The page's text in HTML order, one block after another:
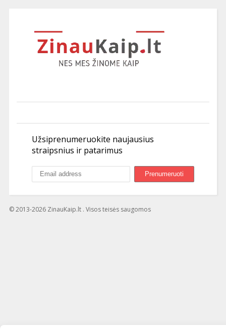
Užsiprenumeruokite naujausius
straipsnius ir patarimus
© 2013-2026 ZinauKaip.lt . Visos teisės saugomos